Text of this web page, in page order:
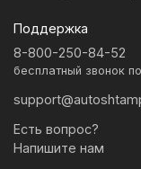
Поддержка
8-800-250-84-52
бесплатный звонок
Есть вопрос?
Напишите нам